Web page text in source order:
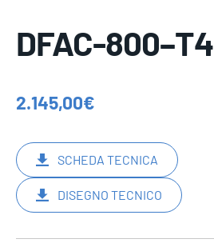
DFAC-800–T4
2.145,00€
SCHEDA TECNICA
DISEGNO TECNICO